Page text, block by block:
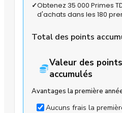
✓Obtenez 35 000 Primes
d'achats dans les 180
Total des points
Valeur des points
accumulés
Avantages la première
Aucuns frais la